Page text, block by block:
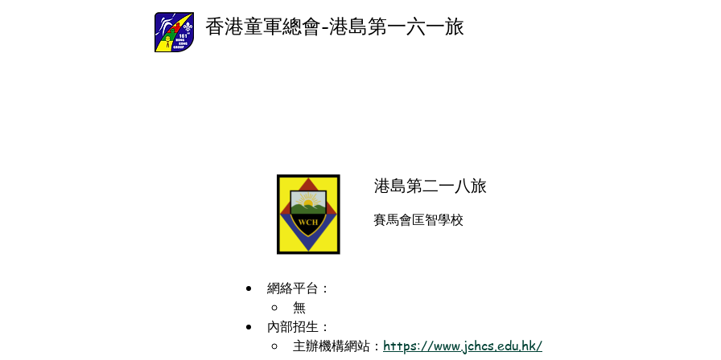
香港童軍總會-港島第一六一旅
港島第二一八旅
賽馬會匡智學校
網絡平台：
無
內部招生：
主辦機構網站： https://www.jchcs.edu.hk/